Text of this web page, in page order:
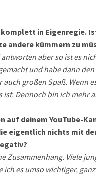
in Eigenregie.
andere kümmern zu
aber so ist es
und habe dann
großen Spaß. Wenn
ist. Dennoch bin ich mehr
auf deinem YouTube-
eigentlich nichts mit
Zusammenhang. Viele
es umso wichtiger,